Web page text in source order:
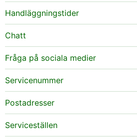
Handläggningstider
Chatt
Fråga på sociala medier
Servicenummer
Postadresser
Serviceställen